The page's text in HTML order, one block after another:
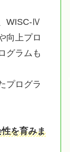
WISC-Ⅳ
向上プロ
グラムも
プログラ
を育みま